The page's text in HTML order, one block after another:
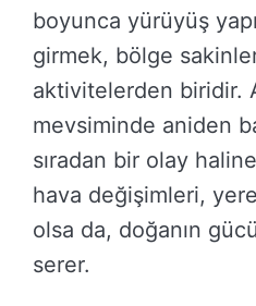
boyunca yürüyüş
girmek, bölge
aktivitelerden biridir.
mevsiminde aniden
sıradan bir olay
hava değişimleri,
olsa da, doğanın
serer.